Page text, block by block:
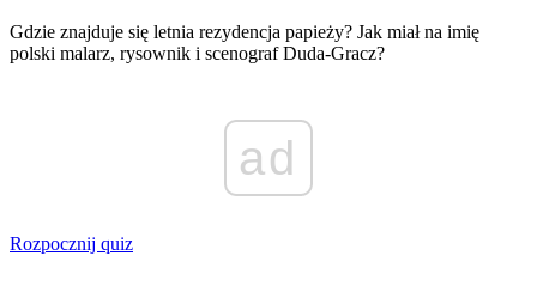
Gdzie znajduje się letnia rezydencja papieży? Jak miał na imię
polski malarz, rysownik i scenograf Duda-Gracz?
ad
Rozpocznij quiz